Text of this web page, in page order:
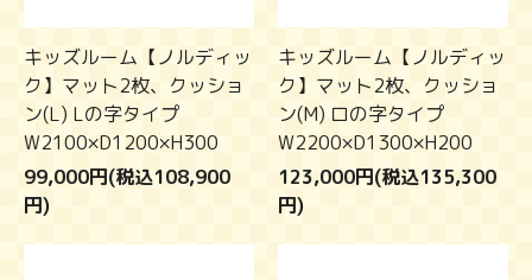
キッズルーム【ノルディッ
ク】マット2枚、クッショ
ン(L) Lの字タイプ
W2100×D1200×H300
99,000円(税込108,900
円)
キッズルーム【ノルディッ
ク】マット2枚、クッショ
ン(M) ロの字タイプ
W2200×D1300×H200
123,000円(税込135,300
円)